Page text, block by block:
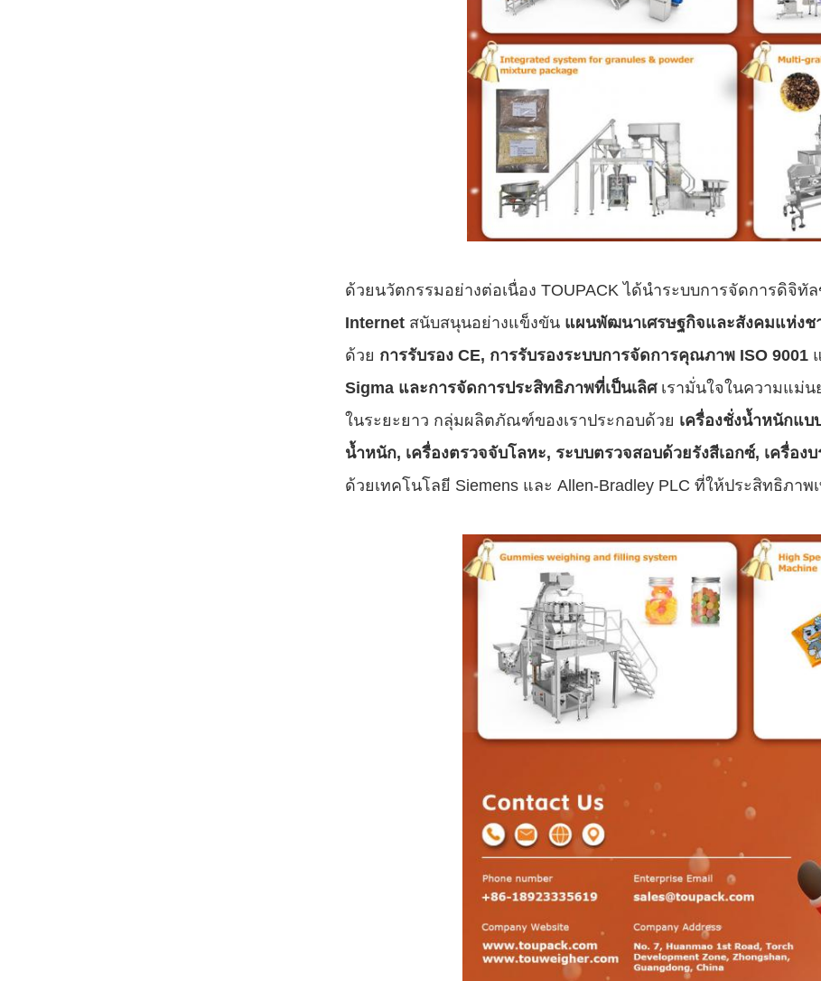
ด้วยนวัตกรรมอย่างต่อเนื่อง TOUPACK ได้นำระบบการจัดการดิจิทั
Internet สนับสนุนอย่างแข็งขัน แผนพัฒนาเศรษฐกิจและสังคมแห่ง
ด้วย การรับรอง CE, การรับรองระบบการจัดการคุณภาพ ISO 9001
Sigma และการจัดการประสิทธิภาพที่เป็นเลิศเรามั่นใจในความแม่น
ในระยะยาว กลุ่มผลิตภัณฑ์ของเราประกอบด้วย เครื่องชั่งน้ำหนักแบ
น้ำหนัก, เครื่องตรวจจับโลหะ, ระบบตรวจสอบด้วยรังสีเอกซ์, เครื่อ
ด้วยเทคโนโลยี Siemens และ Allen-Bradley PLC ที่ให้ประสิทธิภา